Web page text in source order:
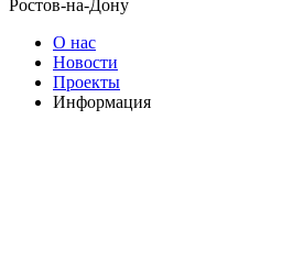
Ростов-на-Дону
О нас
Новости
Проекты
Информация